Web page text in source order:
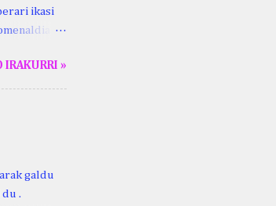
ikasi
Henri
IRAKURRI »
galdu
.